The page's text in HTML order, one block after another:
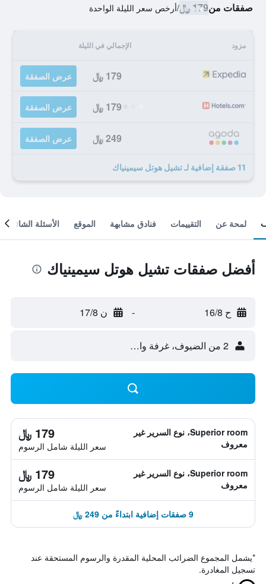
صفقات من179 ﷼ /أرخص سعر الليلة الواحدة
مزود الإجمالي في الليلة
179 ﷼ عرض الصفقة
179 ﷼ عرض الصفقة
249 ﷼ عرض الصفقة
11 صفقة إضافية لـ تشيل هوتل سيمينياك
لمحة عن التقييمات فنادق مشابهة الموقع الأسئلة الشائعة
أفضل صفقات تشيل هوتل سيمينياك
ح 16/8 - ن 17/8
2 من الضيوف، غرفة واحدة
Superior room، نوع السرير غير
معروف
179 ﷼
سعر الليلة شامل الرسوم
Superior room، نوع السرير غير
معروف
179 ﷼
سعر الليلة شامل الرسوم
9 صفقات إضافية ابتداءً من 249 ﷼
*يشمل المجموع الضرائب المحلية المقدرة والرسوم المستحقة عند
تسجيل المغادرة.